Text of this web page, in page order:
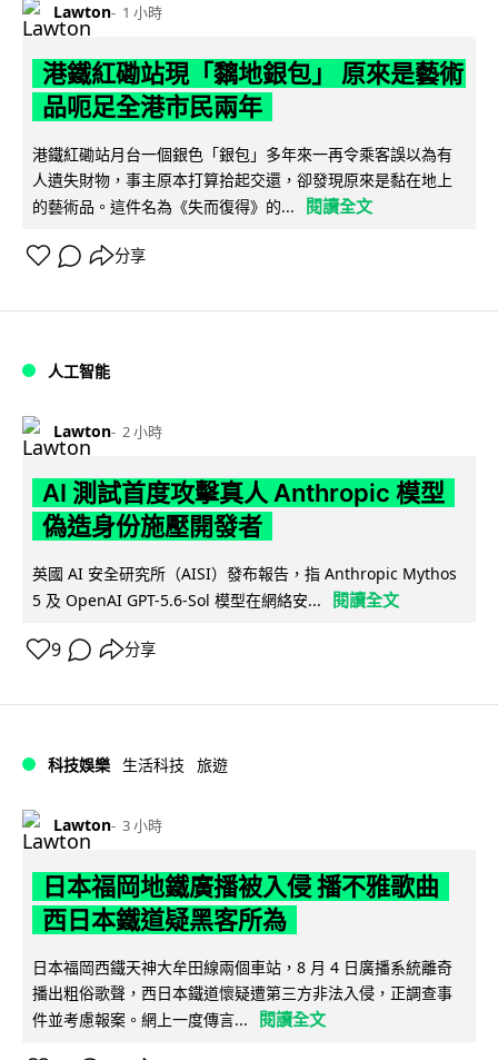
Lawton 1 小時
港鐵紅磡站現「黐地銀包」 原來是藝術
品呃足全港市民兩年
港鐵紅磡站月台一個銀色「銀包」多年來一再令乘客誤以為有
人遺失財物，事主原本打算拾起交還，卻發現原來是黏在地上
的藝術品。這件名為《失而復得》的...
閱讀全文
分享
人工智能
Lawton 2 小時
AI 測試首度攻擊真人 Anthropic 模型
偽造身份施壓開發者
英國 AI 安全研究所（AISI）發布報告，指 Anthropic Mythos
5 及 OpenAI GPT-5.6-Sol 模型在網絡安...
閱讀全文
9 分享
科技娛樂 生活科技 旅遊
Lawton 3 小時
日本福岡地鐵廣播被入侵 播不雅歌曲
西日本鐵道疑黑客所為
日本福岡西鐵天神大牟田線兩個車站，8 月 4 日廣播系統離奇
播出粗俗歌聲，西日本鐵道懷疑遭第三方非法入侵，正調查事
件並考慮報案。網上一度傳言...
閱讀全文